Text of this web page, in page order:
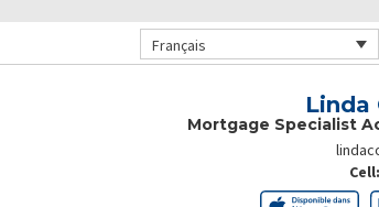
Français
Linda
Mortgage Specialist
Cell: